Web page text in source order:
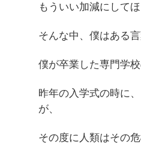
もういい加減にして
そんな中、僕はある
僕が卒業した専門学
昨年の入学式の時に
が、
その度に人類はその